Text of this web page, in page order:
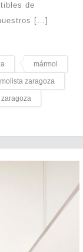
de
[…]
mármol
zaragoza